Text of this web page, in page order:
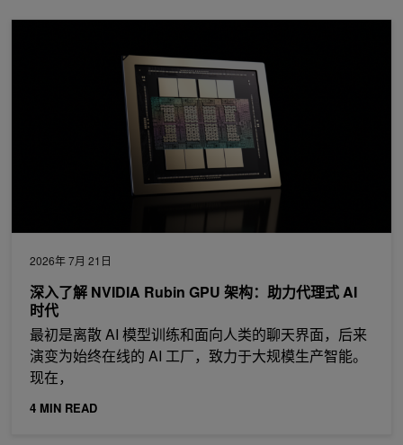
2026年 7月 21日
深入了解 NVIDIA Rubin GPU 架构：助力代理式 AI
时代
最初是离散 AI 模型训练和面向人类的聊天界面，后来
演变为始终在线的 AI 工厂，致力于大规模生产智能。
现在，
4 MIN READ